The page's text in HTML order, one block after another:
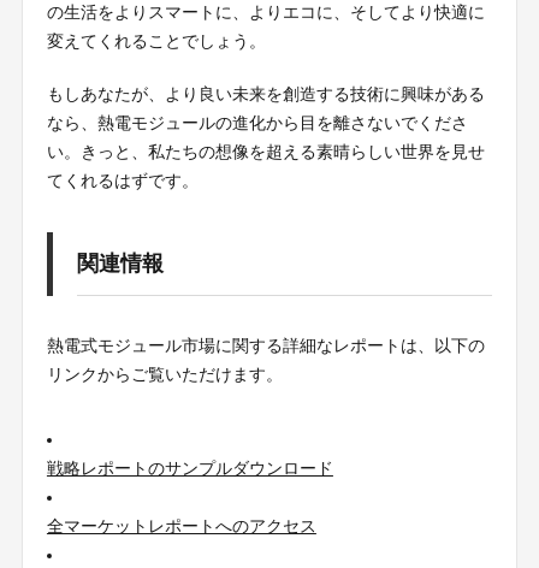
の生活をよりスマートに、よりエコに、そしてより快適に
変えてくれることでしょう。
もしあなたが、より良い未来を創造する技術に興味がある
なら、熱電モジュールの進化から目を離さないでくださ
い。きっと、私たちの想像を超える素晴らしい世界を見せ
てくれるはずです。
関連情報
熱電式モジュール市場に関する詳細なレポートは、以下の
リンクからご覧いただけます。
戦略レポートのサンプルダウンロード
全マーケットレポートへのアクセス